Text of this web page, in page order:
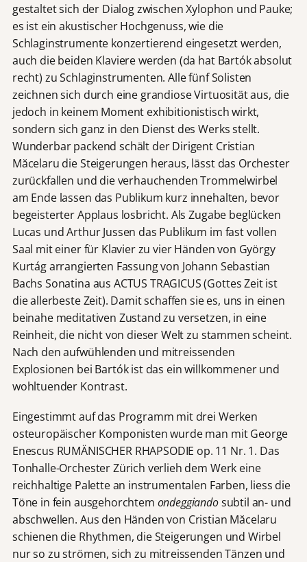
gestaltet sich der Dialog zwischen Xylophon und Pauke;
es ist ein akustischer Hochgenuss, wie die
Schlaginstrumente konzertierend eingesetzt werden,
auch die beiden Klaviere werden (da hat Bartók absolut
recht) zu Schlaginstrumenten. Alle fünf Solisten
zeichnen sich durch eine grandiose Virtuosität aus, die
jedoch in keinem Moment exhibitionistisch wirkt,
sondern sich ganz in den Dienst des Werks stellt.
Wunderbar packend schält der Dirigent Cristian
Măcelaru die Steigerungen heraus, lässt das Orchester
zurückfallen und die verhauchenden Trommelwirbel
am Ende lassen das Publikum kurz innehalten, bevor
begeisterter Applaus losbricht. Als Zugabe beglücken
Lucas und Arthur Jussen das Publikum im fast vollen
Saal mit einer für Klavier zu vier Händen von György
Kurtág arrangierten Fassung von Johann Sebastian
Bachs Sonatina aus ACTUS TRAGICUS (Gottes Zeit ist
die allerbeste Zeit). Damit schaffen sie es, uns in einen
beinahe meditativen Zustand zu versetzen, in eine
Reinheit, die nicht von dieser Welt zu stammen scheint.
Nach den aufwühlenden und mitreissenden
Explosionen bei Bartók ist das ein willkommener und
wohltuender Kontrast.
Eingestimmt auf das Programm mit drei Werken
osteuropäischer Komponisten wurde man mit George
Enescus RUMÄNISCHER RHAPSODIE op. 11 Nr. 1. Das
Tonhalle-Orchester Zürich verlieh dem Werk eine
reichhaltige Palette an instrumentalen Farben, liess die
Töne in fein ausgehorchtem ondeggiandosubtil an- und
abschwellen. Aus den Händen von Cristian Măcelaru
schienen die Rhythmen, die Steigerungen und Wirbel
nur so zu strömen, sich zu mitreissenden Tänzen und